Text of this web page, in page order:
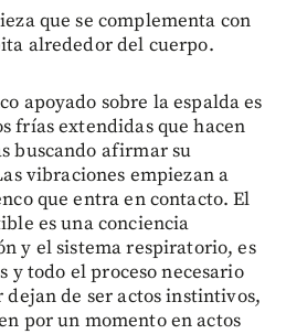
que se complementa con
alrededor del cuerpo.
apoyado sobre la espalda es
frías extendidas que hacen
buscando afirmar su
vibraciones empiezan a
que entra en contacto. El
es una conciencia
y el sistema respiratorio, es
y todo el proceso necesario
de ser actos instintivos,
por un momento en actos